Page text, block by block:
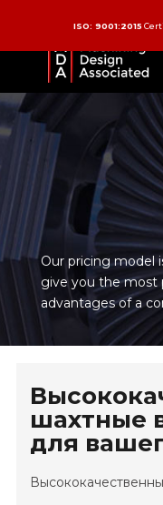
ISO: 9001:2015
Our pricing model
give you the most
advantages of a
шахтные
для